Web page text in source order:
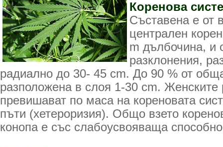
Коренова
Съставена е от
централен
m дълбочина, и
разклонения,
радиално до 30- 45 cm. До 90 % от
разположена в слоя 1-30 cm. Женските
превишават по маса на кореновата
пъти (хетероризия). Общо взето
конопа е със слабоусвояваща